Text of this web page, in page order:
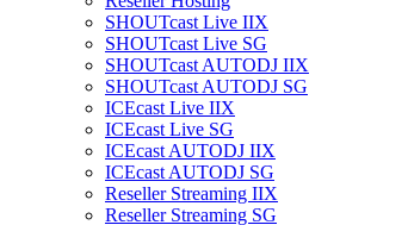
SHOUTcast Live IIX
SHOUTcast Live SG
SHOUTcast AUTODJ IIX
SHOUTcast AUTODJ SG
ICEcast Live IIX
ICEcast Live SG
ICEcast AUTODJ IIX
ICEcast AUTODJ SG
Reseller Streaming IIX
Reseller Streaming SG